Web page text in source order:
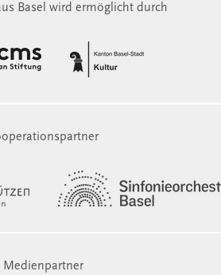
Basel wird ermöglicht durch
Medienpartner